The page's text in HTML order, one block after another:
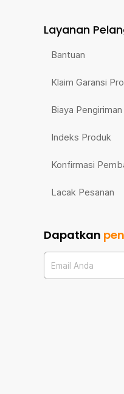
Layanan
Bantuan
Klaim Garansi
Biaya Pengiriman
Indeks Produk
Konfirmasi
Lacak Pesanan
Dapatkan
Email Anda